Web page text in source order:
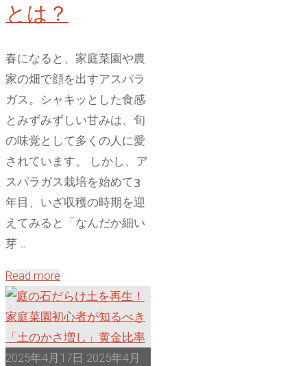
な
保
存
と
使
い
方
の
真
実"
とは？
春になると、家庭菜園や農
家の畑で顔を出すアスパラ
ガス。シャキッとした食感
とみずみずしい甘みは、旬
の味覚として多くの人に愛
されています。 しかし、ア
スパラガス栽培を始めて3
年目、いざ収穫の時期を迎
えてみると「なんだか細い
芽 …
Read more
ス
パ
ラ
ガ
2025年4月17日 2025年4月